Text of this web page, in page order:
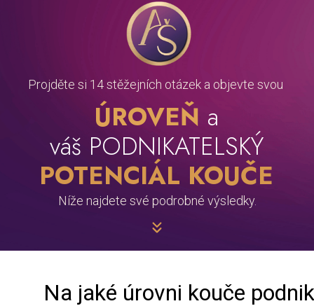
Projděte si 14 stěžejních otázek a objevte svou
ÚROVEŇ a
váš PODNIKATELSKÝ
POTENCIÁL KOUČE
Níže najdete své podrobné výsledky.